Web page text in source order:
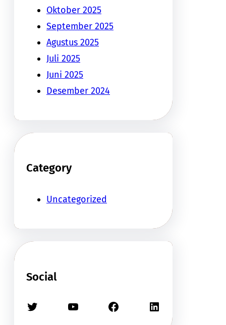
Oktober 2025
September 2025
Agustus 2025
Juli 2025
Juni 2025
Desember 2024
Category
Uncategorized
Social
Twitter YouTube Facebook LinkedIn